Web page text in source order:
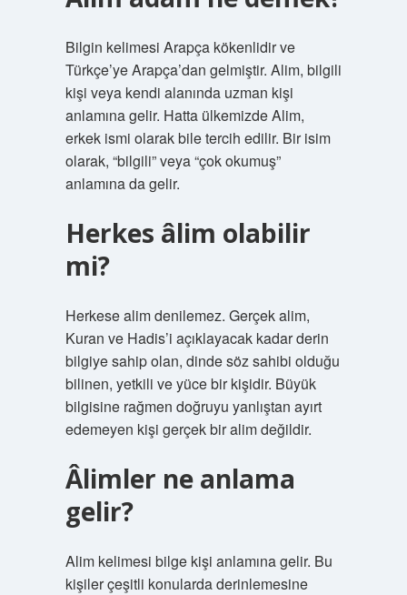
Bilgin kelimesi Arapça kökenlidir ve
Türkçe’ye Arapça’dan gelmiştir. Alim, bilgili
kişi veya kendi alanında uzman kişi
anlamına gelir. Hatta ülkemizde Alim,
erkek ismi olarak bile tercih edilir. Bir isim
olarak, “bilgili” veya “çok okumuş”
anlamına da gelir.
Herkes âlim olabilir
mi?
Herkese alim denilemez. Gerçek alim,
Kuran ve Hadis’i açıklayacak kadar derin
bilgiye sahip olan, dinde söz sahibi olduğu
bilinen, yetkili ve yüce bir kişidir. Büyük
bilgisine rağmen doğruyu yanlıştan ayırt
edemeyen kişi gerçek bir alim değildir.
Âlimler ne anlama
gelir?
Alim kelimesi bilge kişi anlamına gelir. Bu
kişiler çeşitli konularda derinlemesine